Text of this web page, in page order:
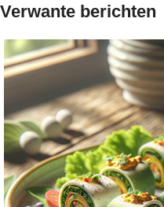
Verwante berichten